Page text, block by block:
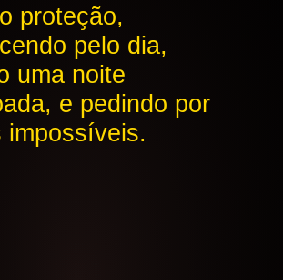
proteção,
pelo dia,
uma noite
e pedindo por
impossíveis.